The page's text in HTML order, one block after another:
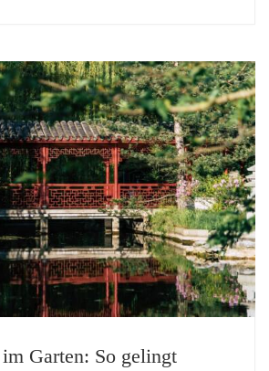
Garten: So gelingt